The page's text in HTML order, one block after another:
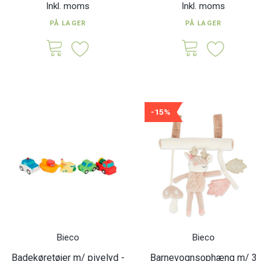
Inkl. moms
PÅ LAGER
Inkl. moms
PÅ LAGER
Bieco
Badekøretøjer m/ pivelyd -
-15%
Bieco
Barnevognsophæng m/ 3